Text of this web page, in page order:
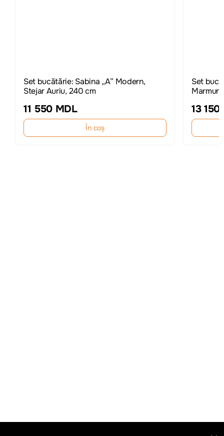
Set bucătărie: Sabina „A” Modern,
Stejar Auriu, 240 cm
11 550 MDL
În coș
Set
13